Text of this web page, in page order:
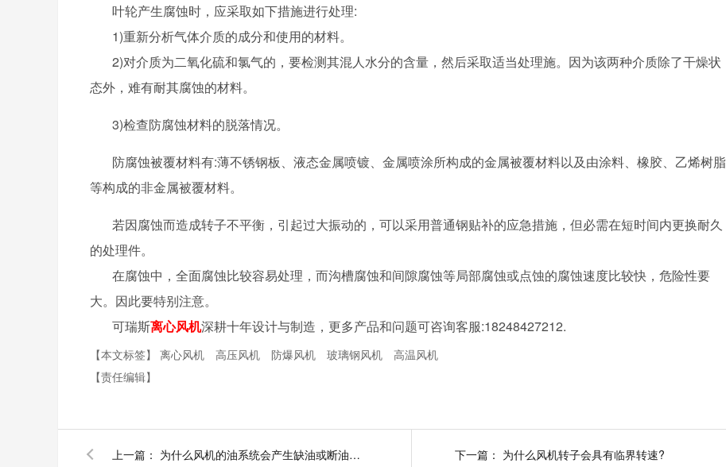
叶轮产生腐蚀时，应采取如下措施进行处理:
1)重新分析气体介质的成分和使用的材料。
2)对介质为二氧化硫和氯气的，要检测其混人水分的含量，然后采取适当处理施。因为该两种介质除了干燥状
态外，难有耐其腐蚀的材料。
3)检查防腐蚀材料的脱落情况。
防腐蚀被覆材料有:薄不锈钢板、液态金属喷镀、金属喷涂所构成的金属被覆材料以及由涂料、橡胶、乙烯树脂
等构成的非金属被覆材料。
若因腐蚀而造成转子不平衡，引起过大振动的，可以采用普通钢贴补的应急措施，但必需在短时间内更换耐久
的处理件。
在腐蚀中，全面腐蚀比较容易处理，而沟槽腐蚀和间隙腐蚀等局部腐蚀或点蚀的腐蚀速度比较快，危险性要
大。因此要特别注意。
可瑞斯离心风机深耕十年设计与制造，更多产品和问题可咨询客服:18248427212.
【本文标签】 离心风机 高压风机 防爆风机 玻璃钢风机
高温风机
【责任编辑】
上一篇： 为什么风机的油系统会产生缺油或断油的问题，它有什么危害? 下一篇： 为什么风机转子会具有临界转速?